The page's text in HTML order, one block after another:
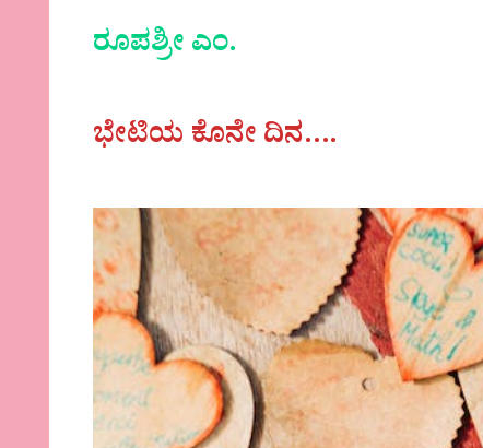
ರೂಪಶ್ರೀ ಎಂ.
ಭೇಟಿಯ ಕೊನೇ ದಿನ….